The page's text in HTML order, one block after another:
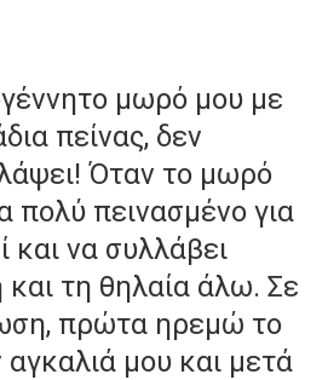
μωρό μου με
πείνας, δεν
Όταν το μωρό
πολύ πεινασμένο για
και να συλλάβει
τη θηλαία άλω. Σε
πρώτα ηρεμώ το
μου και μετά